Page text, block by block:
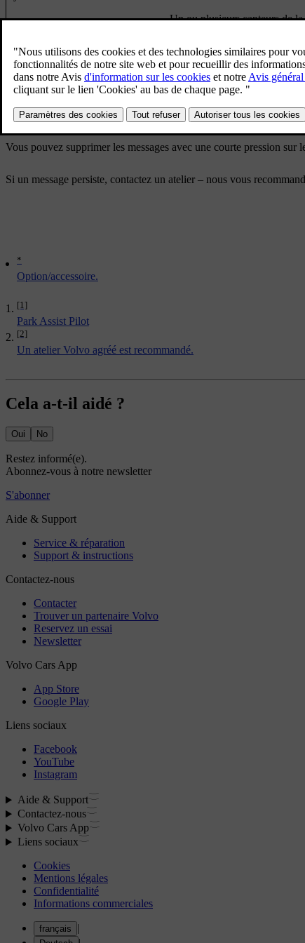
Un ou plusieurs capteurs de
Syst. aide stationnem.
Indisponible, entretien nécessaire Le système ne fonctionne pas
Vous pouvez supprimer les messages avec une courte pression sur
Si un message persiste, contactez un atelier – nous vous
*
Option/accessoire.
[1]
Park Assist Pilot
[2]
Un atelier Volvo agréé est recommandé.
Cela a-t-il aidé ?
Oui No